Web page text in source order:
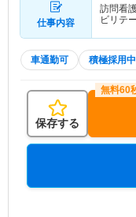
仕事内容
訪問看
ビリテ
車通勤可 積極採用中
保存する